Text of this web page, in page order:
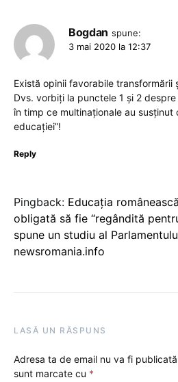
Bogdan spune:
3 mai 2020 la 12:37
Există opinii favorabile transformării
Dvs. vorbiți la punctele 1 și 2 despre
în timp ce multinaționale au
educației”!
Reply
Pingback: Educația
obligată să fie “regândită
spune un studiu al
newsromania.info
LASĂ UN RĂSPUNS
Adresa ta de email nu va fi
sunt marcate cu *